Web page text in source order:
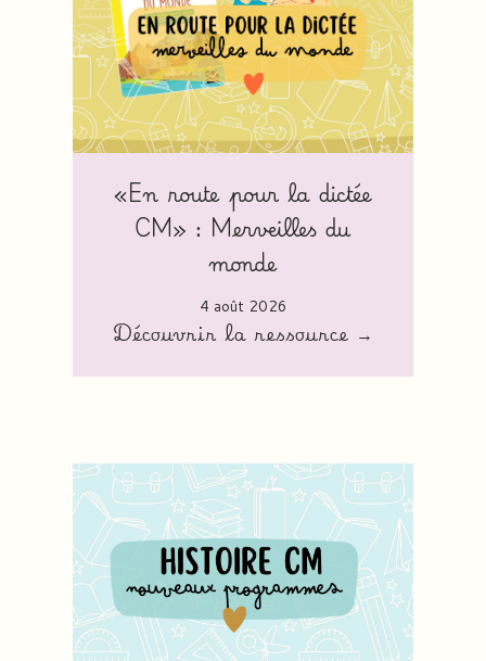
«En route pour la dictée
CM» : Merveilles du
monde
4 août 2026
Découvrir la ressource →